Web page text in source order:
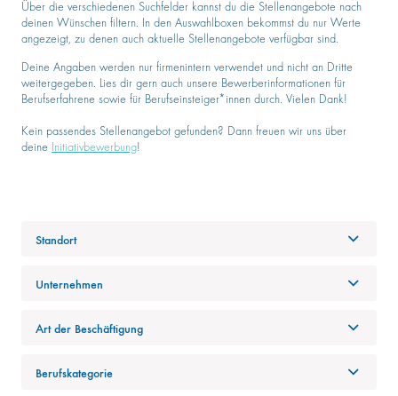
Über die verschiedenen Suchfelder kannst du die Stellenangebote nach
deinen Wünschen filtern. In den Auswahlboxen bekommst du nur Werte
angezeigt, zu denen auch aktuelle Stellenangebote verfügbar sind.
Deine Angaben werden nur firmenintern verwendet und nicht an Dritte
weitergegeben. Lies dir gern auch unsere Bewerberinformationen für
Berufserfahrene sowie für Berufseinsteiger*innen durch. Vielen Dank!
Kein passendes Stellenangebot gefunden? Dann freuen wir uns über
deine
Initiativbewerbung!
Standort
Unternehmen
Art der Beschäftigung
Berufskategorie